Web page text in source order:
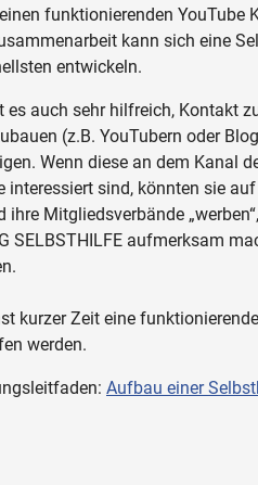
funktionierenden YouTube
kann sich eine
entwickeln.
es auch sehr hilfreich, Kontakt
(z.B. YouTubern oder
Wenn diese an dem Kanal
interessiert sind, könnten sie
ihre Mitgliedsverbände
SELBSTHILFE aufmerksam
kurzer Zeit eine
werden.
Aufbau einer